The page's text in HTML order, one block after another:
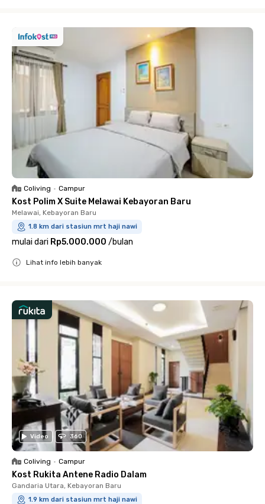
Coliving • Campur
Kost Polim X Suite Melawai Kebayoran Baru
Melawai, Kebayoran Baru
1.8 km dari stasiun mrt haji nawi
mulai dari Rp5.000.000 /bulan
Lihat info lebih banyak
Video 360
Coliving • Campur
Kost Rukita Antene Radio Dalam
Gandaria Utara, Kebayoran Baru
1.9 km dari stasiun mrt haji nawi